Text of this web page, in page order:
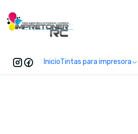
InicioTintas para impresora